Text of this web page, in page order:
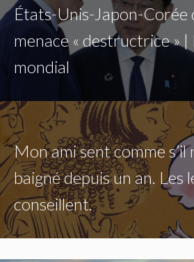
États-Unis-Japon-Corée
menace « destructrice »
mondial
Mon ami sent comme s’il
baigné depuis un an. Les
conseillent.